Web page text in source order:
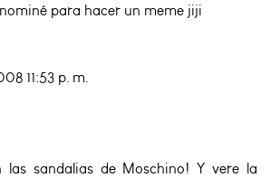
para hacer un meme jiji
11:53 p. m.
las sandalias de Moschino! Y vere la